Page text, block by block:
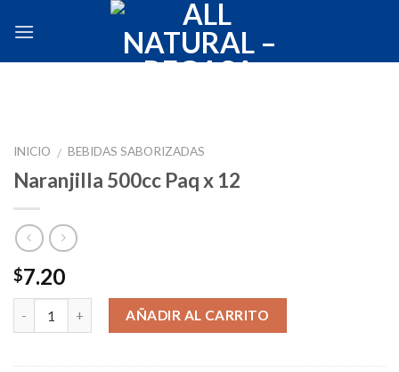
INICIO / BEBIDAS SABORIZADAS
Naranjilla 500cc Paq x 12
$7.20
Cantidad AÑADIR AL CARRITO